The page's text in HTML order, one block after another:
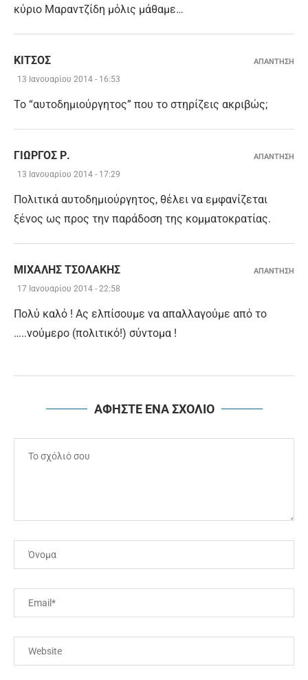
κύριο Μαραντζίδη μόλις μάθαμε…
ΚΙΤΣΟΣ
13 Ιανουαρίου 2014 - 16:53
Το “αυτοδημιούργητος” που το στηρίζεις ακριβώς;
ΑΠΑΝΤΗΣΗ
ΓΙΏΡΓΟΣ Ρ.
13 Ιανουαρίου 2014 - 17:29
Πολιτικά αυτοδημιούργητος, θέλει να εμφανίζεται
ξένος ως προς την παράδοση της κομματοκρατίας.
ΑΠΑΝΤΗΣΗ
ΜΙΧΆΛΗΣ ΤΣΟΛΆΚΗΣ
17 Ιανουαρίου 2014 - 22:58
Πολύ καλό ! Ας ελπίσουμε να απαλλαγούμε από το
…..νούμερο (πολιτικό!) σύντομα !
ΑΠΑΝΤΗΣΗ
ΑΦΗΣΤΕ ΕΝΑ ΣΧΟΛΙΟ